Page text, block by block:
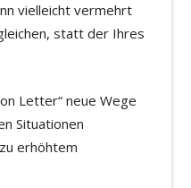
vielleicht vermehrt
statt der Ihres
Letter“ neue Wege
Situationen
erhöhtem